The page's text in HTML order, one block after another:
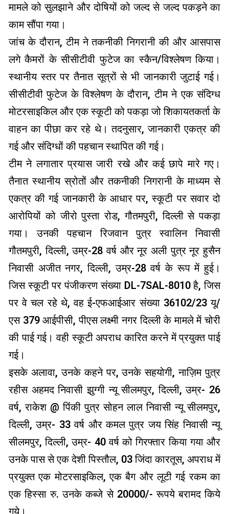
मामले को सुलझाने और दोषियों को जल्द से जल्द पकड़ने का
काम सौंपा गया।
जांच के दौरान, टीम ने तकनीकी निगरानी की और आसपास
लगे कैमरों के सीसीटीवी फुटेज का स्कैन/विश्लेषण किया।
स्थानीय स्तर पर तैनात सूत्रों से भी जानकारी जुटाई गई।
सीसीटीवी फुटेज के विश्लेषण के दौरान, टीम ने एक संदिग्ध
मोटरसाइकिल और एक स्कूटी को पकड़ा जो शिकायतकर्ता के
वाहन का पीछा कर रहे थे। तदनुसार, जानकारी एकत्र की
गई और संदिग्धों की पहचान स्थापित की गई।
टीम ने लगातार प्रयास जारी रखे और कई छापे मारे गए।
तैनात स्थानीय स्रोतों और तकनीकी निगरानी के माध्यम से
एकत्र की गई जानकारी के आधार पर, स्कूटी पर सवार दो
आरोपियों को जीरो पुस्ता रोड, गौतमपुरी, दिल्ली से पकड़ा
गया। उनकी पहचान रिजवान पुत्र स्वालिन निवासी
गौतमपुरी, दिल्ली, उम्र-28 वर्ष और नूर अली पुत्र नूर हुसैन
निवासी अजीत नगर, दिल्ली, उम्र-28 वर्ष के रूप में हुई।
जिस स्कूटी पर पंजीकरण संख्या DL-7SAL-8010 है, जिस
पर वे चल रहे थे, वह ई-एफआईआर संख्या 36102/23 यू/
एस 379 आईपीसी, पीएस लक्ष्मी नगर दिल्ली के मामले में चोरी
की पाई गई। वही स्कूटी अपराध कारित करने में प्रयुक्त पाई
गई।
इसके अलावा, उनके कहने पर, उनके सहयोगी, नाज़िम पुत्र
रहीस अहमद निवासी झुग्गी न्यू सीलमपुर, दिल्ली, उम्र- 26
वर्ष, राकेश @ पिंकी पुत्र सोहन लाल निवासी न्यू सीलमपुर,
दिल्ली, उम्र- 33 वर्ष और कमल पुत्र जय सिंह निवासी न्यू
सीलमपुर, दिल्ली, उम्र- 40 वर्ष को गिरफ्तार किया गया और
उनके पास से एक देशी पिस्तौल, 03 जिंदा कारतूस, अपराध में
प्रयुक्त एक मोटरसाइकिल, एक बैग और लूटी गई रकम का
एक हिस्सा रु. उनके कब्जे से 20000/- रूपये बरामद किये